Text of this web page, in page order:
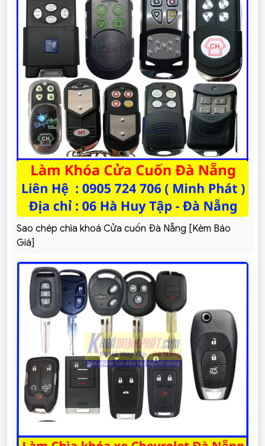
Sao chép chìa khoá Cửa cuốn Đà Nẵng [Kèm Báo
Giá]